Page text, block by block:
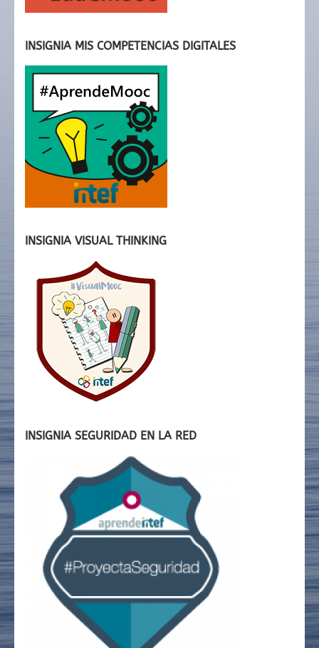
INSIGNIA MIS COMPETENCIAS DIGITALES
INSIGNIA VISUAL THINKING
INSIGNIA SEGURIDAD EN LA RED